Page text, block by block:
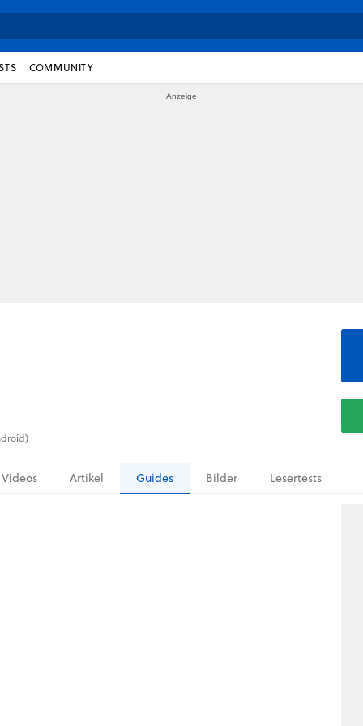
COMMUNITY
Videos Artikel Guides Bilder Lesertests